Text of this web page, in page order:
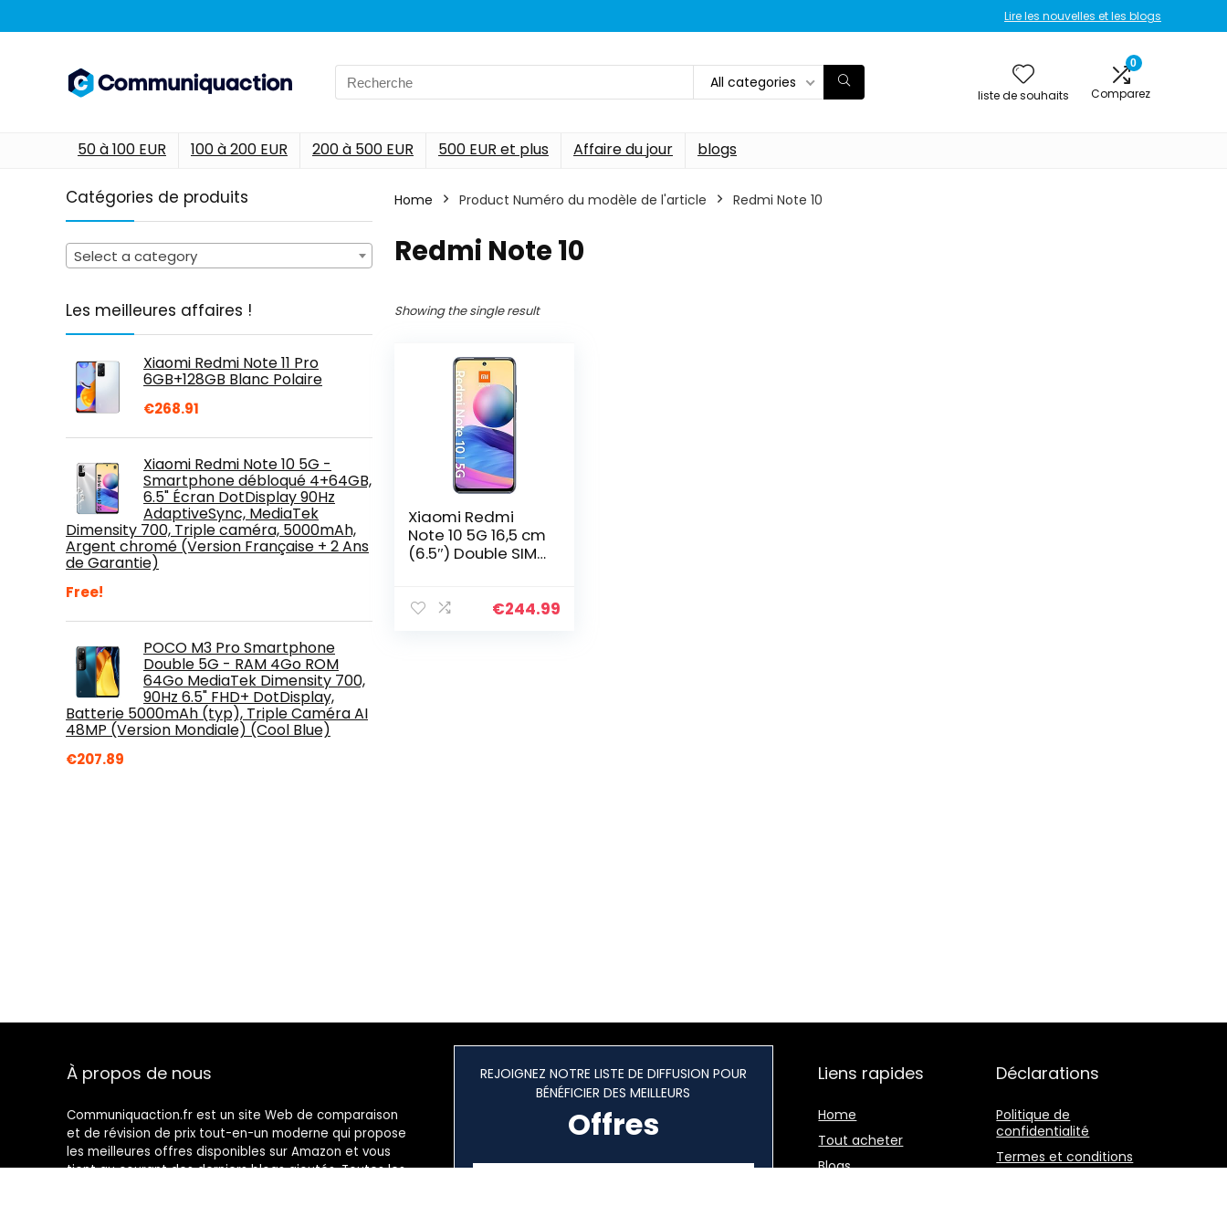
Lire les nouvelles et les blogs
Search
for:
All categories
liste de souhaits
0
Comparez
50 à 100 EUR 100 à 200 EUR 200 à 500 EUR 500 EUR et plus Affaire du jour blogs
Catégories de produits
Select a category
Les meilleures affaires !
Xiaomi Redmi Note 11 Pro
6GB+128GB Blanc Polaire
€268.91
Xiaomi Redmi Note 10 5G -
Smartphone débloqué 4+64GB,
6.5" Écran DotDisplay 90Hz
AdaptiveSync, MediaTek
Dimensity 700, Triple caméra, 5000mAh,
Argent chromé (Version Française + 2 Ans
de Garantie)
Free!
POCO M3 Pro Smartphone
Double 5G - RAM 4Go ROM
64Go MediaTek Dimensity 700,
90Hz 6.5" FHD+ DotDisplay,
Batterie 5000mAh (typ), Triple Caméra AI
48MP (Version Mondiale) (Cool Blue)
€207.89
Home Product Numéro du modèle de l'article ‎Redmi Note 10
‎Redmi Note 10
Showing the single result
Xiaomi Redmi
Note 10 5G 16,5 cm
(6.5″) Double SIM
Go 5000 mAh Bleu
€244.99
À propos de nous
Communiquaction.fr est un site Web de comparaison
et de révision de prix tout-en-un moderne qui propose
les meilleures offres disponibles sur Amazon et vous
tient au courant des derniers blogs ajoutés. Toutes les
REJOIGNEZ NOTRE LISTE DE DIFFUSION POUR
BÉNÉFICIER DES MEILLEURS
Offres
Liens rapides
Home
Tout acheter
Blogs
Déclarations
Politique de
confidentialité
Termes et conditions